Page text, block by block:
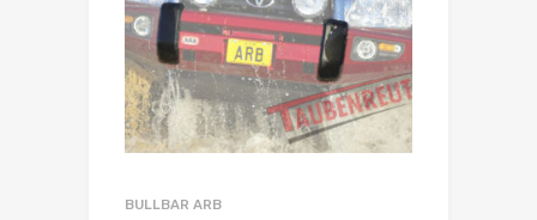
BULLBAR ARB